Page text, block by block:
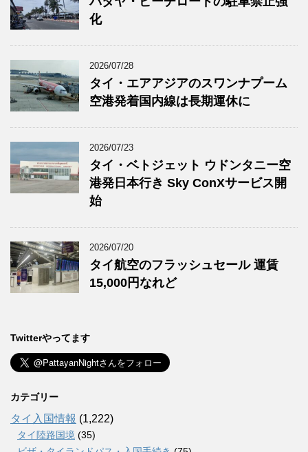
化
2026/07/28
タイ・エアアジアのスワンナプーム
空港発着国内線は長期運休に
2026/07/23
タイ・ベトジェット ウドンタニー空
港発日本行き Sky ConXサービス開
始
2026/07/20
タイ航空のフラッシュセール 運賃
15,000円なれど
Twitterやってます
カテゴリー
タイ入国情報 (1,222)
タイ陸路国境 (35)